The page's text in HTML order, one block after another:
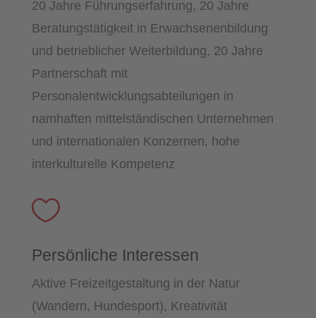
20 Jahre Führungserfahrung, 20 Jahre
Beratungstätigkeit in Erwachsenenbildung
und betrieblicher Weiterbildung, 20 Jahre
Partnerschaft mit
Personalentwicklungsabteilungen in
namhaften mittelständischen Unternehmen
und internationalen Konzernen, hohe
interkulturelle Kompetenz

Persönliche Interessen
Aktive Freizeitgestaltung in der Natur
(Wandern, Hundesport), Kreativität